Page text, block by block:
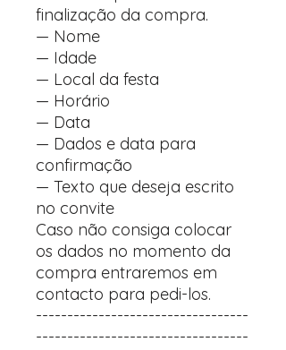
finalização da compra.
— Nome
— Idade
— Local da festa
— Horário
— Data
— Dados e data para
confirmação
— Texto que deseja escrito
no convite
Caso não consiga colocar
os dados no momento da
compra entraremos em
contacto para pedi-los.
----------------------------------
----------------------------------